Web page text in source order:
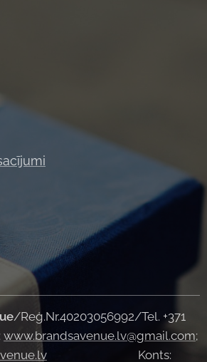
/Reģ.Nr.40203056992/Tel. +371
www.brandsavenue.lv@gmail.com;
Konts: